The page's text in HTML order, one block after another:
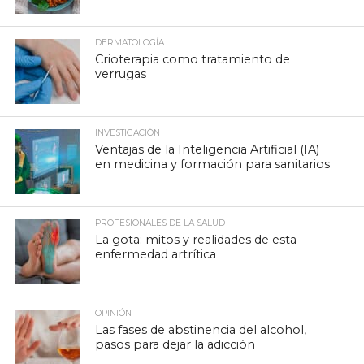
DERMATOLOGÍA
Crioterapia como tratamiento de
verrugas
INVESTIGACIÓN
Ventajas de la Inteligencia Artificial (IA)
en medicina y formación para sanitarios
PROFESIONALES DE LA SALUD
La gota: mitos y realidades de esta
enfermedad artrítica
OPINIÓN
Las fases de abstinencia del alcohol,
pasos para dejar la adicción